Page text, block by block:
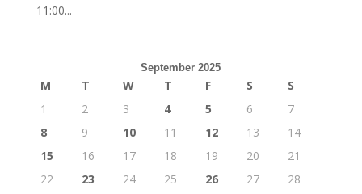
11:00...
September 2025
M T W T F S
S
1
2 3 4 5 6
7
8
9 10 11 12 13
14
15
16 17 18 19 20
21
22
23 24 25 26 27
28